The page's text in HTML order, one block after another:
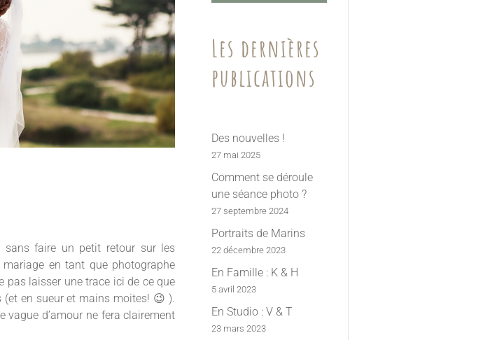
faire un petit retour sur les
en tant que photographe
pas laisser une trace ici de ce que
(et en sueur et mains moites! 😉 ).
vague d’amour ne fera clairement
Les dernières
publications
Des nouvelles !
27 mai 2025
Comment se déroule
une séance photo ?
27 septembre 2024
Portraits de Marins
22 décembre 2023
En Famille : K & H
5 avril 2023
En Studio : V & T
23 mars 2023